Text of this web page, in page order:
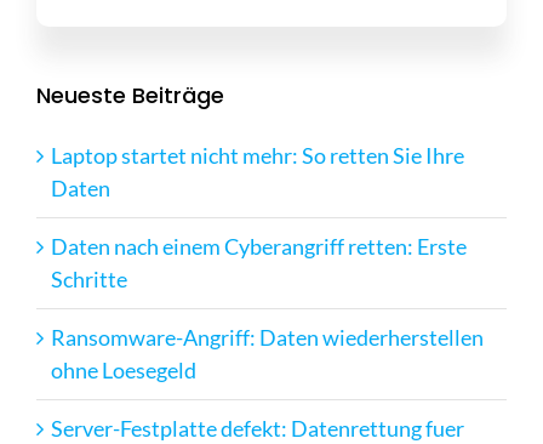
r
s
e
Neueste Beiträge
Laptop startet nicht mehr: So retten Sie Ihre
Daten
Daten nach einem Cyberangriff retten: Erste
Schritte
Ransomware-Angriff: Daten wiederherstellen
ohne Loesegeld
Server-Festplatte defekt: Datenrettung fuer